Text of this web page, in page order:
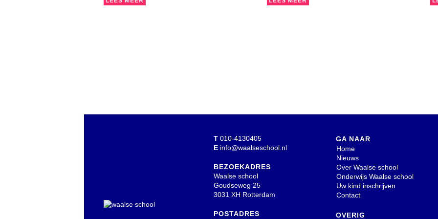
T 010-4130405
E info@waalseschool.nl
BEZOEKADRES
Waalse school
Goudseweg 25
3031 XH Rotterdam
POSTADRES
GA NAAR
Home
Nieuws
Over Waalse school
Onderwijs Waalse school
Uw kind inschrijven
Contact
OVERIG